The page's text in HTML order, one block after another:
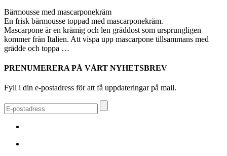
Bärmousse med mascarponekräm
En frisk bärmousse toppad med mascarponekräm.
Mascarpone är en krämig och len gräddost som ursprungligen
kommer från Italien. Att vispa upp mascarpone tillsammans med
grädde och toppa …
PRENUMERERA PÅ VÅRT NYHETSBREV
Fyll i din e-postadress för att få uppdateringar på mail.